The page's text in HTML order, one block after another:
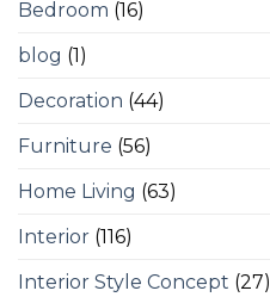
Bedroom (16)
blog (1)
Decoration (44)
Furniture (56)
Home Living (63)
Interior (116)
Interior Style Concept (27)